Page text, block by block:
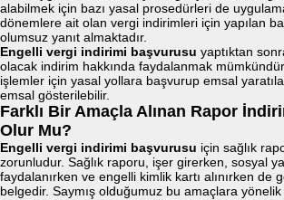
alabilmek için bazı yasal prosedürleri de
dönemlere ait olan vergi indirimleri için yapılan
olumsuz yanıt almaktadır.
Engelli vergi indirimi başvurusu yaptıktan
olacak indirim hakkında faydalanmak
işlemler için yasal yollara başvurup emsal
emsal gösterilebilir.
Farklı Bir Amaçla Alınan Rapor
Olur Mu?
Engelli vergi indirimi başvurusu için sağlık
zorunludur. Sağlık raporu, işer girerken, sosyal
faydalanırken ve engelli kimlik kartı alınırken de
belgedir. Saymış olduğumuz bu amaçlara yönelik